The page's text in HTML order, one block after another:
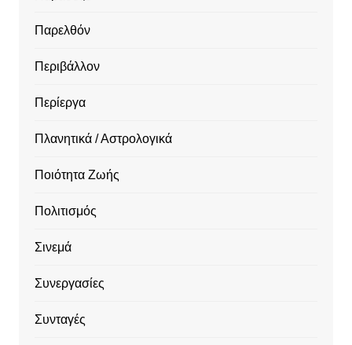
Παρελθόν
Περιβάλλον
Περίεργα
Πλανητικά / Αστρολογικά
Ποιότητα Ζωής
Πολιτισμός
Σινεμά
Συνεργασίες
Συνταγές